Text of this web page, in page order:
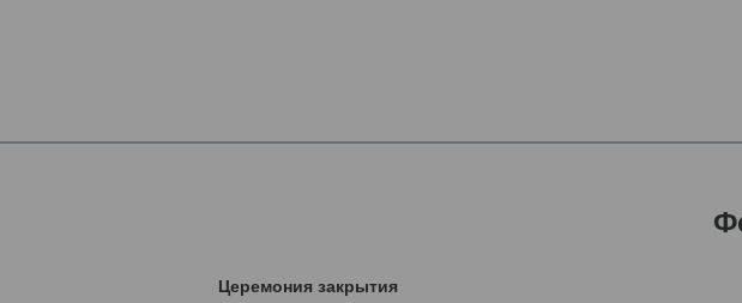
Церемония закрытия